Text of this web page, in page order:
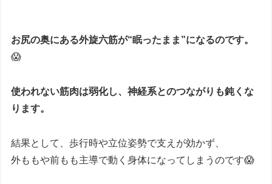
お尻の奥にある外旋六筋が“眠ったまま”になるのです。
😱
使われない筋肉は弱化し、神経系とのつながりも鈍くな
ります。
結果として、歩行時や立位姿勢で支えが効かず、
外ももや前もも主導で動く身体になってしまうのです😱